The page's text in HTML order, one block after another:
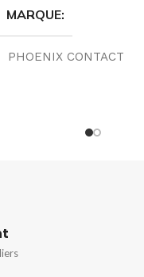
MARQUE
PHOENIX CONTACT